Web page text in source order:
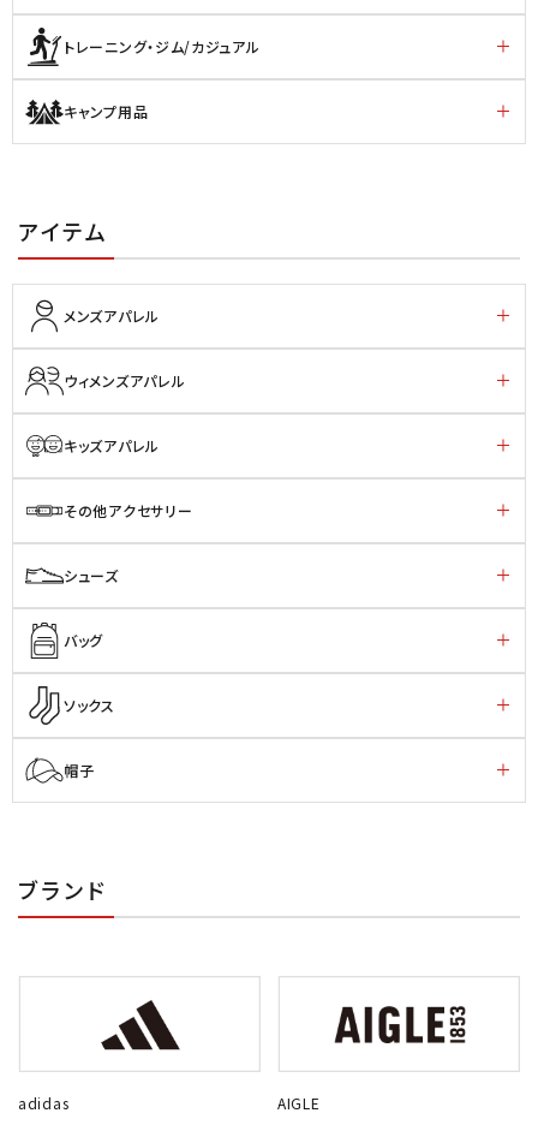
トレーニング・ジム/カジュアル
キャンプ用品
アイテム
メンズアパレル
ウィメンズアパレル
キッズアパレル
その他アクセサリー
シューズ
バッグ
ソックス
帽子
ブランド
adidas AIGLE